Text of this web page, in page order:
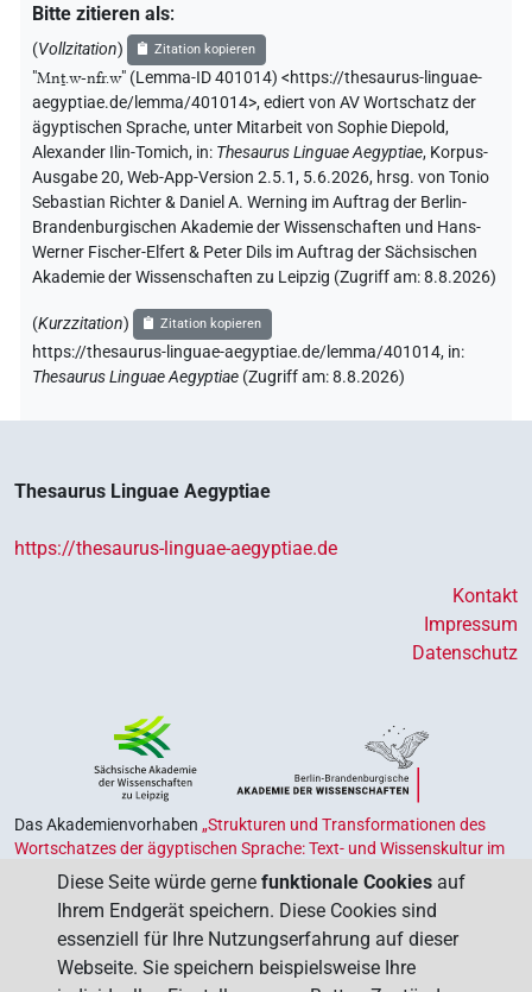
Bitte zitieren als:
(Vollzitation) Zitation kopieren
"Mnṯ.w-nfr.w" (Lemma-ID 401014) <https://thesaurus-linguae-
aegyptiae.de/lemma/401014>,ediert von AV Wortschatz der
ägyptischen Sprache, unter Mitarbeit von Sophie Diepold,
Alexander Ilin-Tomich, in: Thesaurus Linguae Aegyptiae, Korpus-
Ausgabe 20, Web-App-Version 2.5.1, 5.6.2026, hrsg. von Tonio
Sebastian Richter & Daniel A. Werning im Auftrag der Berlin-
Brandenburgischen Akademie der Wissenschaften und Hans-
Werner Fischer-Elfert & Peter Dils im Auftrag der Sächsischen
Akademie der Wissenschaften zu Leipzig (Zugriff am:8.8.2026)
(Kurzzitation) Zitation kopieren
https://thesaurus-linguae-aegyptiae.de/lemma/401014, in:
Thesaurus Linguae Aegyptiae (Zugriff am:8.8.2026)
Thesaurus Linguae Aegyptiae
https://thesaurus-linguae-aegyptiae.de
Kontakt
Impressum
Datenschutz
Das Akademienvorhaben „Strukturen und Transformationen des
Wortschatzes der ägyptischen Sprache: Text- und Wissenskultur im
Alten Ägypten‟
ist Teil des von Bund und Ländern geförderten
, das der Erhaltung, Sicherung und
Vergegenwärtigung unseres kulturellen Erbes dient. Koordiniert wird
das Programm von derUnion der Deutschen Akademien der
Wissenschaften.
Diese Seite würde gerne funktionale Cookies auf
Ihrem Endgerät speichern. Diese Cookies sind
essenziell für Ihre Nutzungserfahrung auf dieser
Webseite. Sie speichern beispielsweise Ihre